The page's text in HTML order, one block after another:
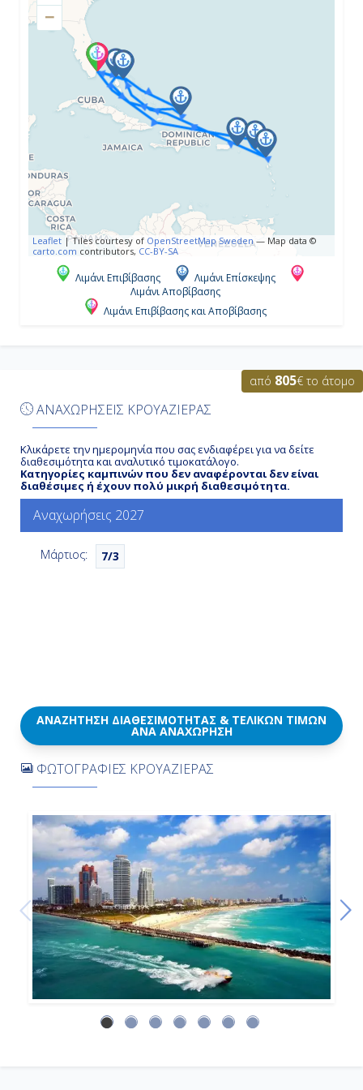
Ημέρα 5η
Όσεαν Κέϊ MSC Reserve, Μπαχάμες
08:00
Νασσάου, Μπαχάμες
17:00
-
Ημέρα 9η
Εν Πλω
-
Ημέρα 10η
−
Leaflet |Tiles courtesy of OpenStreetMap Sweden— Map data ©
carto.com contributors, CC-BY-SA
Λιμάνι Επιβίβασης
Λιμάνι Επίσκεψης
Λιμάνι Αποβίβασης
Λιμάνι Επιβίβασης και Αποβίβασης
ΑΝΑΧΩΡΗΣΕΙΣ ΚΡΟΥΑΖΙΕΡΑΣ
από 805€ το άτομο
Κλικάρετε την ημερομηνία που σας ενδιαφέρει για να δείτε
διαθεσιμότητα και αναλυτικό τιμοκατάλογο.
Κατηγορίες καμπινών που δεν αναφέρονται δεν είναι
διαθέσιμες ή έχουν πολύ μικρή διαθεσιμότητα.
Αναχωρήσεις 2027
Μάρτιος: 7/3
ΑΝΑΖΉΤΗΣΗ ΔΙΑΘΕΣΙΜΌΤΗΤΑΣ & ΤΕΛΙΚΏΝ ΤΙΜΏΝ
ΑΝΆ ΑΝΑΧΏΡΗΣΗ
ΦΩΤΟΓΡΑΦΙΕΣ ΚΡΟΥΑΖΙΕΡΑΣ